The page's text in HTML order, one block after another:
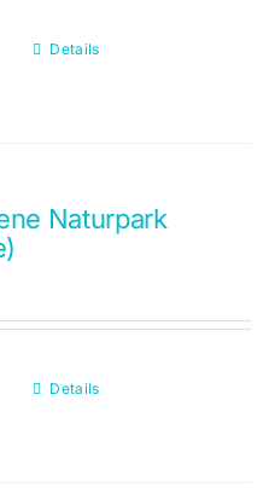
Details
Naturpark
Details